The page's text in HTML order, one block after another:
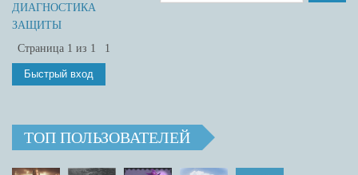
ДИАГНОСТИКА
ЗАЩИТЫ
Страница 1 из 1 1
ТОП ПОЛЬЗОВАТЕЛЕЙ